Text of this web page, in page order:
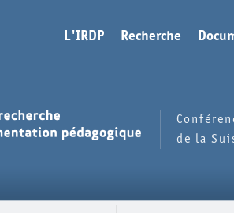
L'IRDP Recherche
de la